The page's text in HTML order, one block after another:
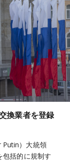
換業者を登録
Putin）大統領
包括的に規制す